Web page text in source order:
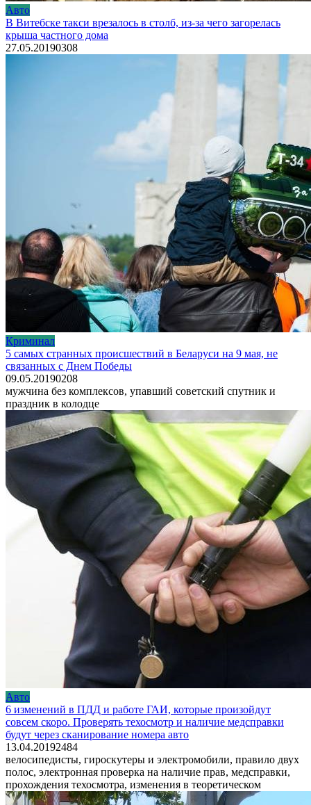
Авто
В Витебске такси врезалось в столб, из-за чего загорелась
крыша частного дома
27.05.20190308
Криминал
5 самых странных происшествий в Беларуси на 9 мая, не
связанных с Днем Победы
09.05.20190208
мужчина без комплексов, упавший советский спутник и
праздник в колодце
Авто
6 изменений в ПДД и работе ГАИ, которые произойдут
совсем скоро. Проверять техосмотр и наличие медсправки
будут через сканирование номера авто
13.04.20192484
велосипедисты, гироскутеры и электромобили, правило двух
полос, электронная проверка на наличие прав, медсправки,
прохождения техосмотра, изменения в теоретическом